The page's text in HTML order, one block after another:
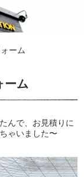
ーム
ーム
んで、お見積りに
ゃいました〜